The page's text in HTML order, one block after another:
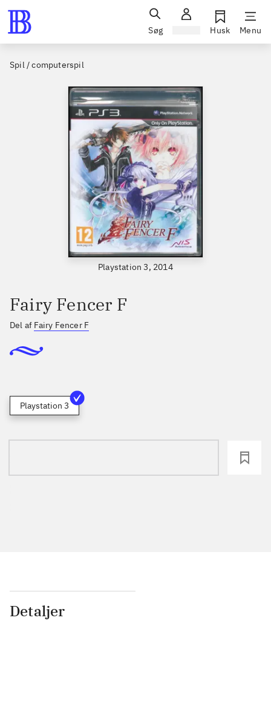
Søg Husk Menu
Spil / computerspil
Playstation 3, 2014
Fairy Fencer F
Del af Fairy Fencer F
Playstation 3
Detaljer